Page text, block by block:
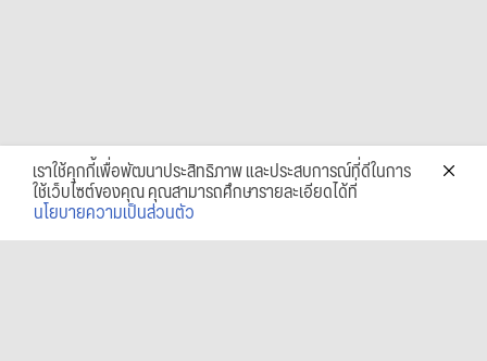
เราใช้คุกกี้เพื่อพัฒนาประสิทธิภาพ และประสบการณ์ที่ดีในการ
ใช้เว็บไซต์ของคุณ คุณสามารถศึกษารายละเอียดได้ที่
นโยบายความเป็นส่วนตัว